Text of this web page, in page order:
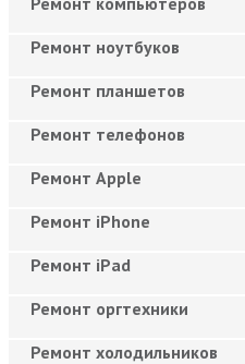
Ремонт ноутбуков
Ремонт планшетов
Ремонт телефонов
Ремонт Apple
Ремонт iPhone
Ремонт iPad
Ремонт оргтехники
Ремонт холодильников